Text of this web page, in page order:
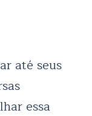
até seus
essa